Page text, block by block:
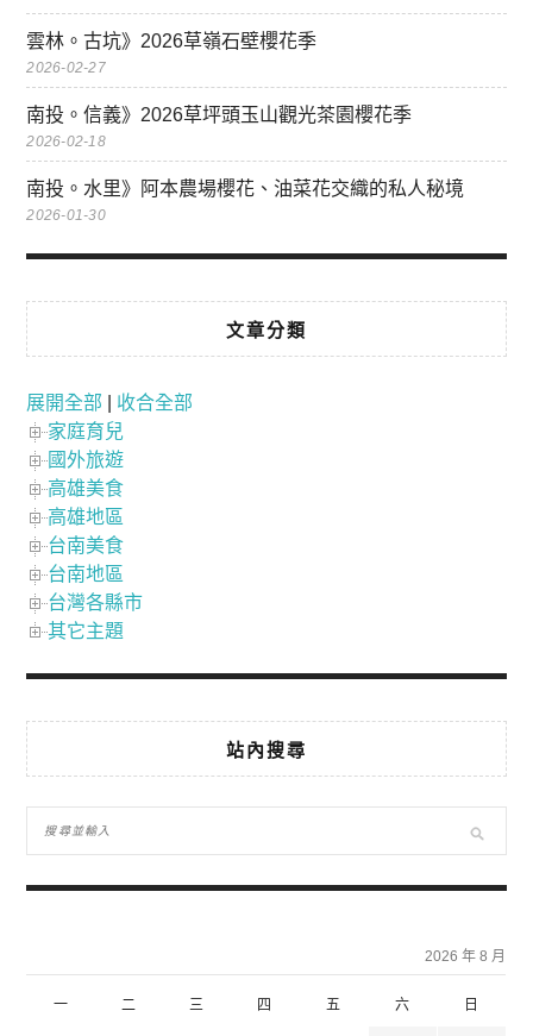
雲林。古坑》2026草嶺石壁櫻花季
2026-02-27
南投。信義》2026草坪頭玉山觀光茶園櫻花季
2026-02-18
南投。水里》阿本農場櫻花、油菜花交織的私人秘境
2026-01-30
文章分類
展開全部
收合全部
家庭育兒
國外旅遊
高雄美食
高雄地區
台南美食
台南地區
台灣各縣市
其它主題
站內搜尋
2026 年 8 月
一 二 三 四 五 六 日